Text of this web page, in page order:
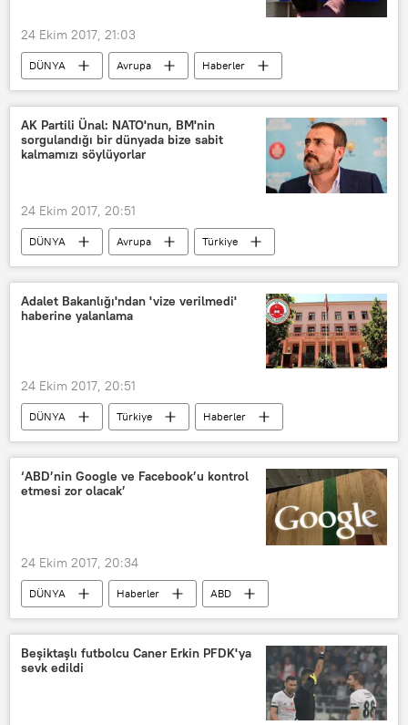
24 Ekim 2017, 21:03
DÜNYA Avrupa
Haberler
Avrupa Konseyi
AK Partili Ünal: NATO'nun, BM'nin
sorgulandığı bir dünyada bize sabit
kalmamızı söylüyorlar
24 Ekim 2017, 20:51
DÜNYA Avrupa
Türkiye
Haberler
POLİTİKA
TÜRKİYE
Mahir Ünal
Birleşmiş Milletler (BM)
Adalet Bakanlığı'ndan 'vize verilmedi'
haberine yalanlama
24 Ekim 2017, 20:51
DÜNYA Türkiye
Haberler
ABD
TÜRKİYE
Adalet Bakanlığı
‘ABD’nin Google ve Facebook’u kontrol
etmesi zor olacak’
24 Ekim 2017, 20:34
DÜNYA Haberler
ABD
Jack Rice
Google Facebook
Beşiktaşlı futbolcu Caner Erkin PFDK'ya
sevk edildi